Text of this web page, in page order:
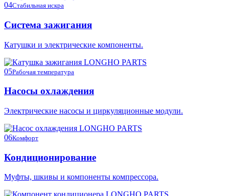
04Стабильная искра
Система зажигания
Катушки и электрические компоненты.
05Рабочая температура
Насосы охлаждения
Электрические насосы и циркуляционные модули.
06Комфорт
Кондиционирование
Муфты, шкивы и компоненты компрессора.